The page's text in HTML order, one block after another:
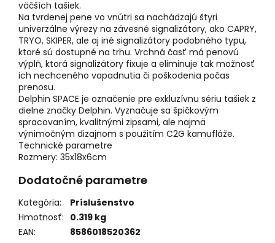
väčších tašiek.
Na tvrdenej pene vo vnútri sa nachádzajú štyri
univerzálne výrezy na závesné signalizátory, ako CAPRY,
TRYO, SKIPER, ale aj iné signalizátory podobného typu,
ktoré sú dostupné na trhu. Vrchná časť má penovú
výplň, ktorá signalizátory fixuje a eliminuje tak možnosť
ich nechceného vapadnutia či poškodenia počas
prenosu.
Delphin SPACE je označenie pre exkluzívnu sériu tašiek z
dielne značky Delphin. Vyznačuje sa špičkovým
spracovaním, kvalitnými zipsami, ale najmä
výnimočným dizajnom s použitím C2G kamufláže.
Technické parametre
Rozmery: 35x18x6cm
Dodatočné parametre
Kategória:
Príslušenstvo
Hmotnosť: 0.319 kg
EAN: 8586018520362